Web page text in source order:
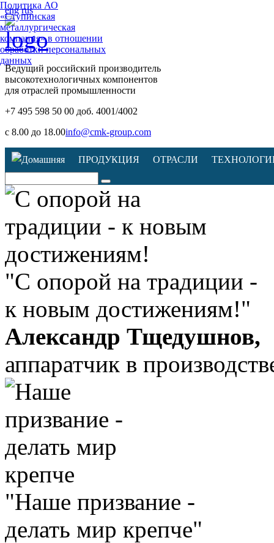
eng rus
Ведущий российский производитель
высокотехнологичных компонентов
для отраслей промышленности
+7 495 598 50 00 доб. 4001/4002
с 8.00 до 18.00info@cmk-group.com
ПРОДУКЦИЯ ОТРАСЛИ
"С опорой на традиции -
к новым достижениям!"
Александр Тщедушнов,
аппаратчик в
"Наше призвание -
делать мир крепче"
Политика АО
«Ступинская
металлургическая
компания» в отношении
обработки персональных
данных